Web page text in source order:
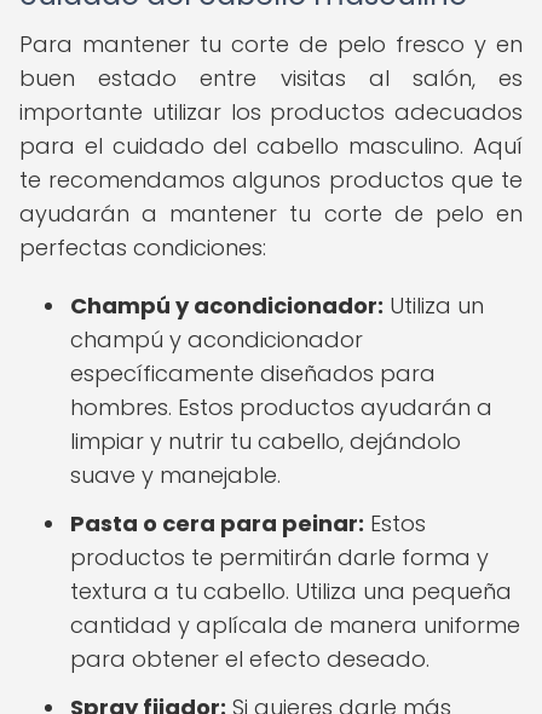
Para mantener tu corte de pelo fresco y en
buen estado entre visitas al salón, es
importante utilizar los productos adecuados
para el cuidado del cabello masculino. Aquí
te recomendamos algunos productos que te
ayudarán a mantener tu corte de pelo en
perfectas condiciones:
Champú y acondicionador: Utiliza un
champú y acondicionador
específicamente diseñados para
hombres. Estos productos ayudarán a
limpiar y nutrir tu cabello, dejándolo
suave y manejable.
Pasta o cera para peinar: Estos
productos te permitirán darle forma y
textura a tu cabello. Utiliza una pequeña
cantidad y aplícala de manera uniforme
para obtener el efecto deseado.
Spray fijador: Si quieres darle más